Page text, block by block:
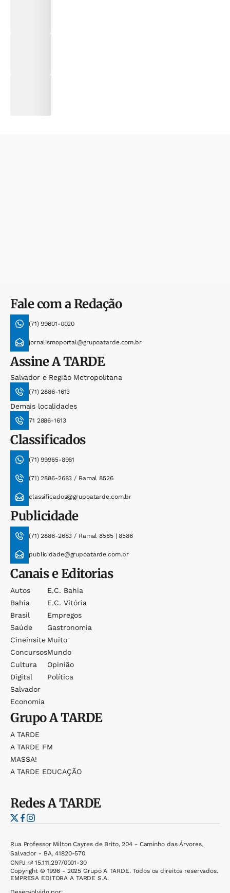
Fale com a Redação
(71) 99601-0020
jornalismoportal@grupoatarde.com.br
AssineA TARDE
Salvador e Região Metropolitana
(71) 2886-1613
Demais localidades
71 2886-1613
Classificados
(71) 99965-8961
(71) 2886-2683 / Ramal 8526
classificados@grupoatarde.com.br
Publicidade
(71) 2886-2683 / Ramal 8585 | 8586
publicidade@grupoatarde.com.br
Canais e Editorias
Autos
Bahia
Brasil
Saúde
Cineinsite
Concursos
Cultura
Digital
Salvador
Economia
E.c. Bahia
E.c. Vitória
Empregos
Gastronomia
Muito
Mundo
Opinião
Política
GrupoA TARDE
A TARDE
A TARDE FM
MASSA!
A TARDE EDUCAÇÃO
RedesA TARDE
Rua Professor Milton Cayres de Brito, 204 - Caminho das Árvores,
Salvador - BA, 41820-570
CNPJ nº 15.111.297/0001-30
Copyright © 1996 - 2025 Grupo A TARDE. Todos os direitos reservados.
EMPRESA EDITORA A TARDE S.A.